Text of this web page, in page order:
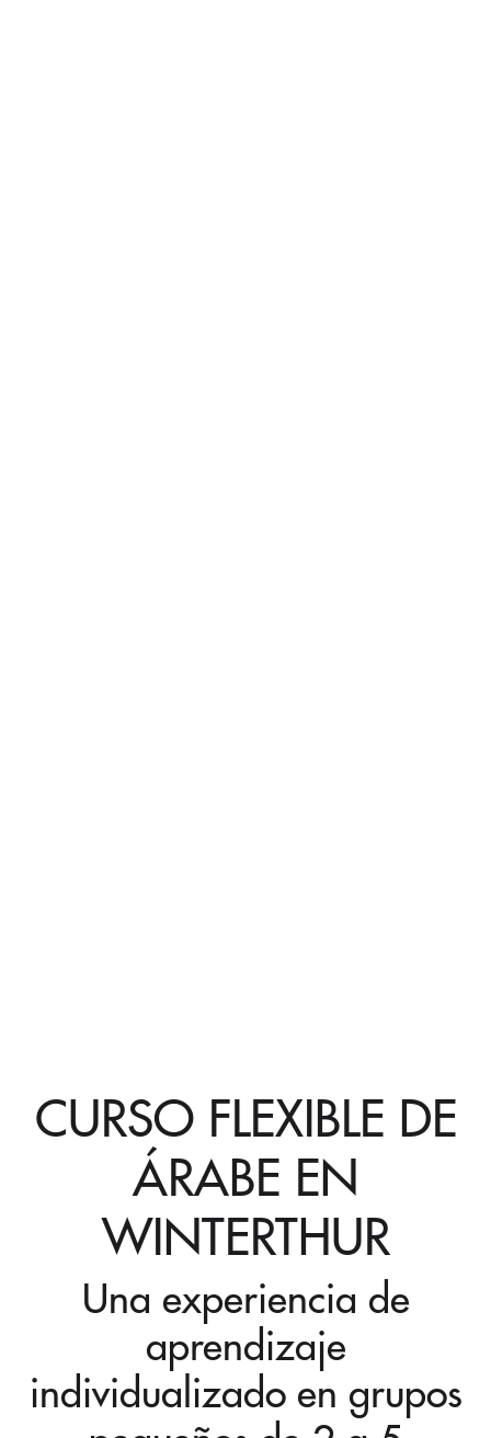
CURSO FLEXIBLE DE
ÁRABE EN
WINTERTHUR
Una experiencia de
aprendizaje
individualizado en grupos